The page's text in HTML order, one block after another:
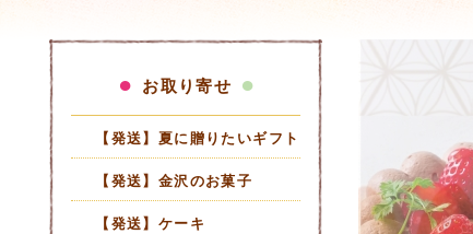
お取り寄せ
【発送】夏に贈りたいギフト
【発送】金沢のお菓子
【発送】ケーキ